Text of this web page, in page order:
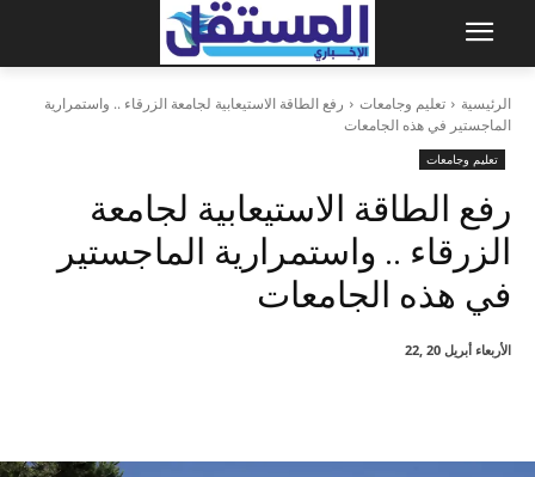
الرئيسية تعليم وجامعات
رفع الطاقة الاستيعابية لجامعة الزرقاء .. واستمرارية
الماجستير في هذه الجامعات
تعليم وجامعات
رفع الطاقة الاستيعابية لجامعة
الزرقاء .. واستمرارية الماجستير
في هذه الجامعات
الأربعاء أبريل 20 ,22